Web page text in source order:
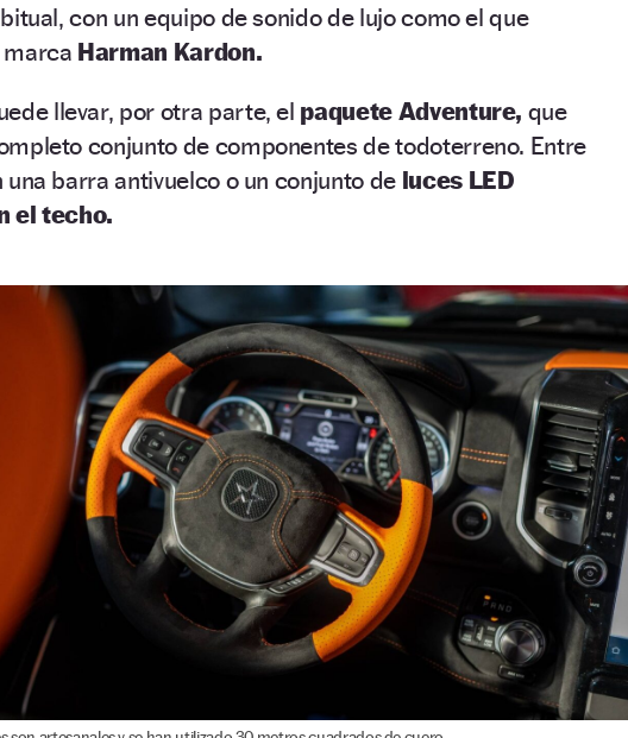
con un equipo de sonido de lujo como el que
Harman Kardon.
llevar, por otra parte, el paquete Adventure, que
conjunto de componentes de todoterreno. Entre
barra antivuelco o un conjunto deluces LED
el techo.